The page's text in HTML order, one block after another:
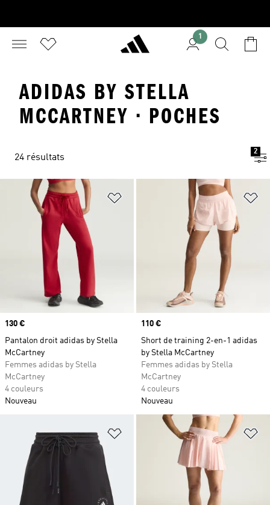
1
ADIDAS BY STELLA
MCCARTNEY · POCHES
24 résultats
2
Ajouter à la Liste de produits
Prix
130 €
Pantalon droit adidas by Stella
McCartney
Femmes adidas by Stella
McCartney
4 couleurs
Nouveau
Prix
110 €
Short de training 2-en-1 adidas
by Stella McCartney
Femmes adidas by Stella
McCartney
4 couleurs
Nouveau
Ajouter à la Liste de produits